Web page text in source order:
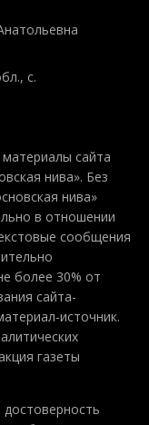
с.
сайта
нива». Без
нива»
в отношении
сообщения
более 30% от
сайта-
источник.
газеты
достоверность